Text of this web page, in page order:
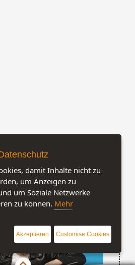
finden
damit Inhalte nicht zu
um Anzeigen zu
um Soziale Netzwerke
zu können. Mehr
Akzeptieren Customise Cookies